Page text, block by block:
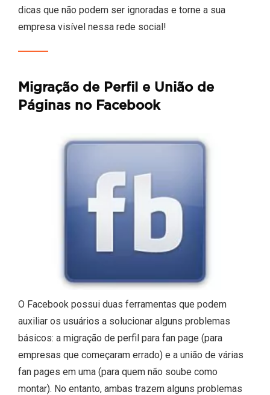
dicas que não podem ser ignoradas e torne a sua
empresa visível nessa rede social!
Migração de Perfil e União de
Páginas no Facebook
O Facebook possui duas ferramentas que podem
auxiliar os usuários a solucionar alguns problemas
básicos: a migração de perfil para fan page (para
empresas que começaram errado) e a união de várias
fan pages em uma (para quem não soube como
montar). No entanto, ambas trazem alguns problemas